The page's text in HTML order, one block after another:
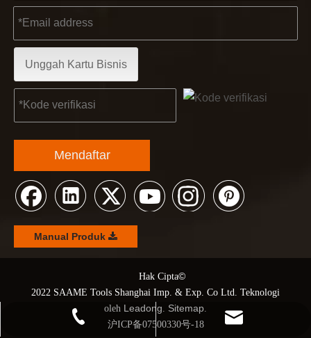
2022-11-21
Mitra dan teman, kami memiliki berita bagus untuk
+86 21 68139666-1210
kendo@saame.com
Unggah Kartu Bisnis
Mendaftar
Manual Produk
© Hak Cipta©
2022 SAAME Tools Shanghai Imp. & Exp. Co Ltd. Teknologi
oleh Leadong Sitemap
沪ICP备07500330号-18